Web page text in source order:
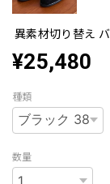
異素材切り替え
¥25,480
種類
数量